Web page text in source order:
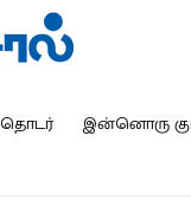
தொடர் இன்னொரு